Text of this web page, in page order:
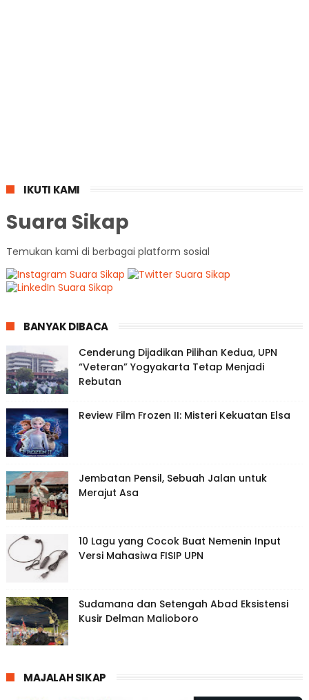
IKUTI KAMI
Suara Sikap
Temukan kami di berbagai platform sosial
BANYAK DIBACA
Cenderung Dijadikan Pilihan Kedua, UPN
“Veteran” Yogyakarta Tetap Menjadi
Rebutan
Review Film Frozen II: Misteri Kekuatan Elsa
Jembatan Pensil, Sebuah Jalan untuk
Merajut Asa
10 Lagu yang Cocok Buat Nemenin Input
Versi Mahasiwa FISIP UPN
Sudamana dan Setengah Abad Eksistensi
Kusir Delman Malioboro
MAJALAH SIKAP